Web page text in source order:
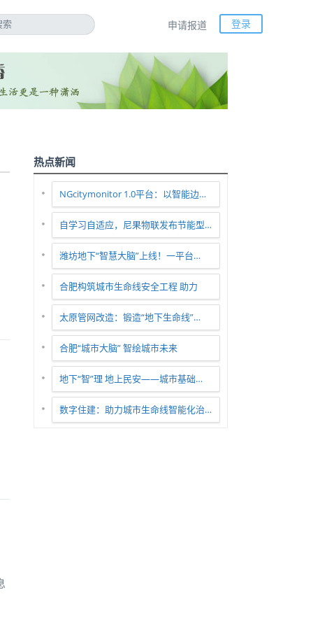
申请报道 登录
热点新闻
NGcitymonitor 1.0平台：以智能边…
自学习自适应，尼果物联发布节能型…
潍坊地下“智慧大脑”上线！一平台…
合肥构筑城市生命线安全工程 助力
智…
太原管网改造：锻造“地下生命线”…
合肥“城市大脑” 智绘城市未来
地下“智”理 地上民安——城市基础…
数字住建：助力城市生命线智能化治…